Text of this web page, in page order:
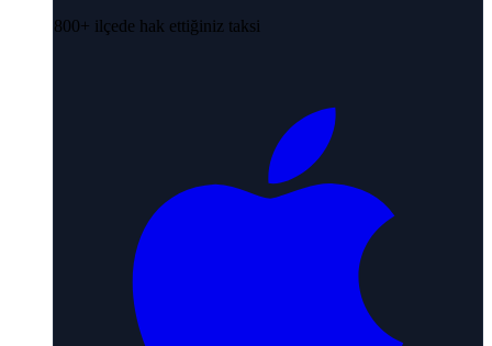
800+ ilçede hak ettiğiniz taksi